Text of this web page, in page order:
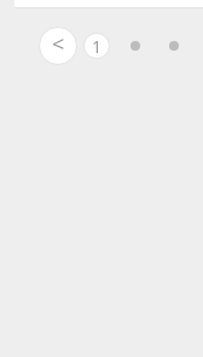
MACD5,35,7等等，
市後市場波幅在改
< 1